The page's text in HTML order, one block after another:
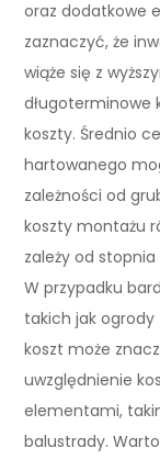
oraz dodatkowe
zaznaczyć, że
wiąże się z
długoterminowe
koszty. Średnio
hartowanego
zależności od
koszty montażu
zależy od
W przypadku
takich jak ogrody
koszt może
uwzględnienie
elementami,
balustrady.